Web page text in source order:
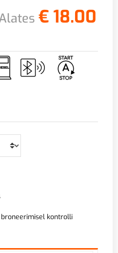
€ 18.00
kontrolli